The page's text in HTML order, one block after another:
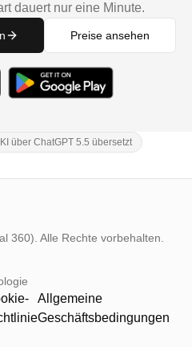
dauert nur eine Minute.
Preise ansehen
über ChatGPT 5.5 übersetzt
360). Alle Rechte vorbehalten.
Allgemeine
Geschäftsbedingungen